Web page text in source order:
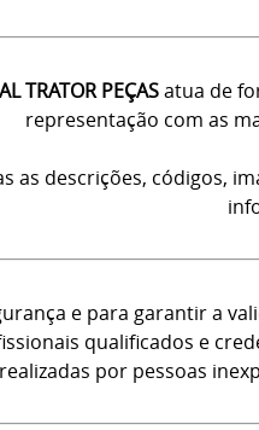
TRATOR PEÇASatua de
representação com as
as descrições, códigos,
e para garantir a
qualificados e
por pessoas